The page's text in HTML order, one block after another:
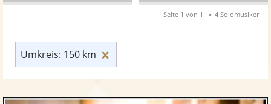
Umkreis: 150 km
Seite 1 von 1 4 Solomusiker